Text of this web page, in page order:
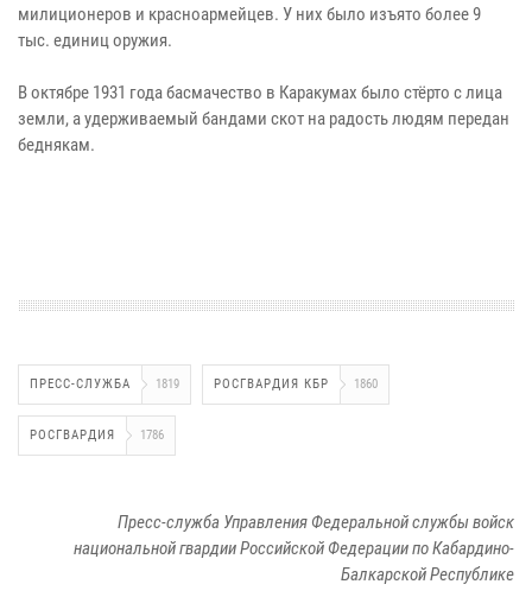
милиционеров и красноармейцев. У них было изъято более 9
тыс. единиц оружия.
В октябре 1931 года басмачество в Каракумах было стёрто с лица
земли, а удерживаемый бандами скот на радость людям передан
беднякам.
ПРЕСС-СЛУЖБА 1819 РОСГВАРДИЯ КБР 1860
РОСГВАРДИЯ 1786
Пресс-служба Управления Федеральной службы войск
национальной гвардии Российской Федерации по Кабардино-
Балкарской Республике